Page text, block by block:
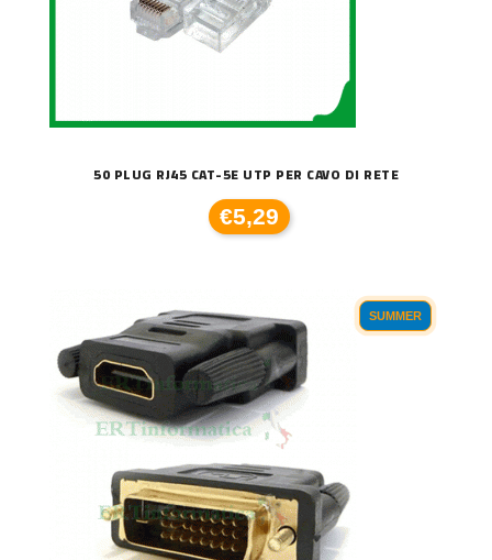
50 PLUG RJ45 CAT-5E UTP PER CAVO DI RETE
€5,29
SUMMER